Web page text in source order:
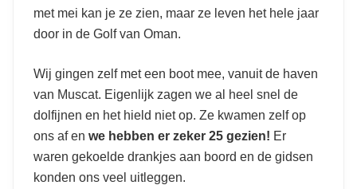
met mei kan je ze zien, maar ze leven het hele jaar
door in de Golf van Oman.
Wij gingen zelf met een boot mee, vanuit de haven
van Muscat. Eigenlijk zagen we al heel snel de
dolfijnen en het hield niet op. Ze kwamen zelf op
ons af en we hebben er zeker 25 gezien! Er
waren gekoelde drankjes aan boord en de gidsen
konden ons veel uitleggen.